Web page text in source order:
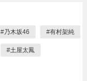
#乃木坂46 #有村架純
#土屋太鳳